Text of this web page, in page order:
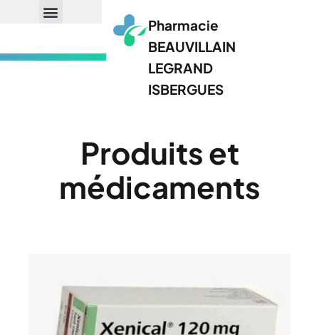
Pharmacie
BEAUVILLAIN
LEGRAND
ISBERGUES
Produits et
médicaments